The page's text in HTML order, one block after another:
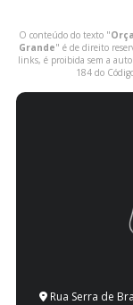
O conteúdo do texto "
Grande" é de direito
links, é proibida sem a
184 do
Rua Serra de